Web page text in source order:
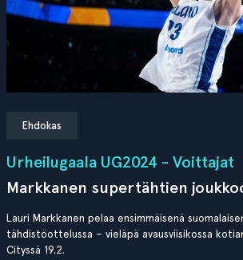
Ehdokas
Urheilugaala UG2024 - Voittajat
Markkanen supertähtien
Lauri Markkanen pelaa ensimmäisenä
tähdistöottelussa – vieläpä avausviisikossa
Cityssä 19.2.